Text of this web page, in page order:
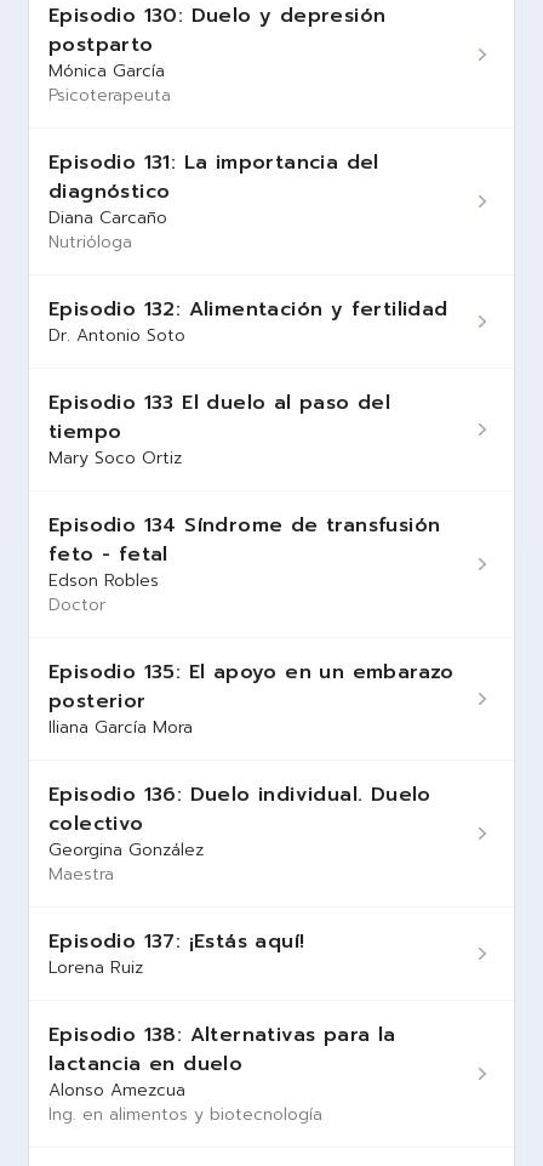
Episodio 130: Duelo y depresión
postparto
Mónica García
Psicoterapeuta
Episodio 131: La importancia del
diagnóstico
Diana Carcaño
Nutrióloga
Episodio 132: Alimentación y fertilidad
Dr. Antonio Soto
Episodio 133 El duelo al paso del
tiempo
Mary Soco Ortiz
Episodio 134 Síndrome de transfusión
feto - fetal
Edson Robles
Doctor
Episodio 135: El apoyo en un embarazo
posterior
Iliana García Mora
Episodio 136: Duelo individual. Duelo
colectivo
Georgina González
Maestra
Episodio 137: ¡Estás aquí!
Lorena Ruiz
Episodio 138: Alternativas para la
lactancia en duelo
Alonso Amezcua
Ing. en alimentos y biotecnología